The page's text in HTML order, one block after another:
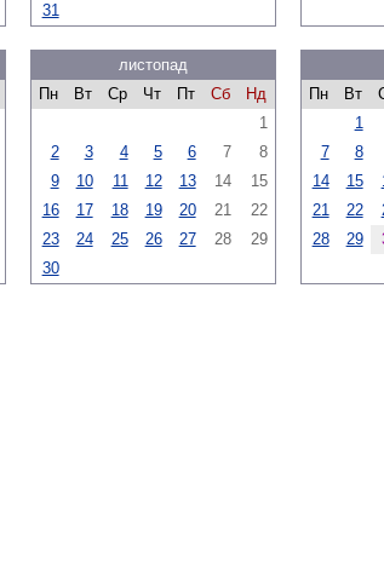
31
листопад
Пн
Вт Ср Чт Пт Сб
Нд
1
2
3 4 5 6 7
8
9
10 11 12 13 14
15
16
17 18 19 20 21
22
23
24 25 26 27 28
29
30
Пн
Вт
1
7
8
14
15
21
22
28
29